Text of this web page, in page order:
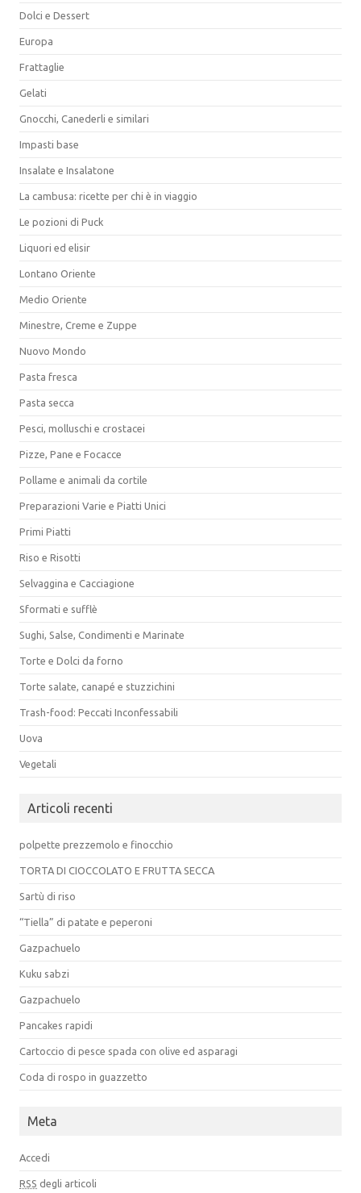
Dolci e Dessert
Europa
Frattaglie
Gelati
Gnocchi, Canederli e similari
Impasti base
Insalate e Insalatone
La cambusa: ricette per chi è in viaggio
Le pozioni di Puck
Liquori ed elisir
Lontano Oriente
Medio Oriente
Minestre, Creme e Zuppe
Nuovo Mondo
Pasta fresca
Pasta secca
Pesci, molluschi e crostacei
Pizze, Pane e Focacce
Pollame e animali da cortile
Preparazioni Varie e Piatti Unici
Primi Piatti
Riso e Risotti
Selvaggina e Cacciagione
Sformati e sufflè
Sughi, Salse, Condimenti e Marinate
Torte e Dolci da forno
Torte salate, canapé e stuzzichini
Trash-food: Peccati Inconfessabili
Uova
Vegetali
Articoli recenti
polpette prezzemolo e finocchio
TORTA DI CIOCCOLATO E FRUTTA SECCA
Sartù di riso
“Tiella” di patate e peperoni
Gazpachuelo
Kuku sabzi
Gazpachuelo
Pancakes rapidi
Cartoccio di pesce spada con olive ed asparagi
Coda di rospo in guazzetto
Meta
Accedi
RSS degli articoli